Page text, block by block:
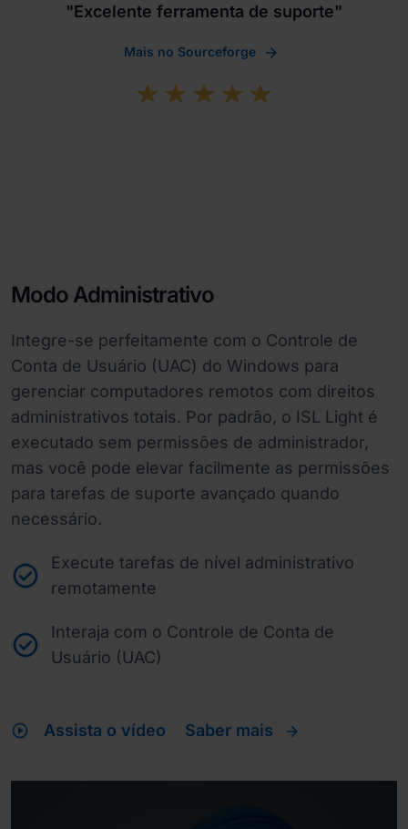
"Excelente ferramenta de suporte"
Mais no Sourceforge
Modo Administrativo
Integre-se perfeitamente com o Controle de
Conta de Usuário (UAC) do Windows para
gerenciar computadores remotos com direitos
administrativos totais. Por padrão, o ISL Light é
executado sem permissões de administrador,
mas você pode elevar facilmente as permissões
para tarefas de suporte avançado quando
necessário.
Execute tarefas de nível administrativo
remotamente
Interaja com o Controle de Conta de
Usuário (UAC)
play_circle Assista o vídeo Saber mais